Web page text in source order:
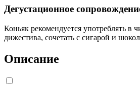
Дегустационное
Коньяк рекомендуется употреблять в
дижестива, сочетать с сигарой и
Описание